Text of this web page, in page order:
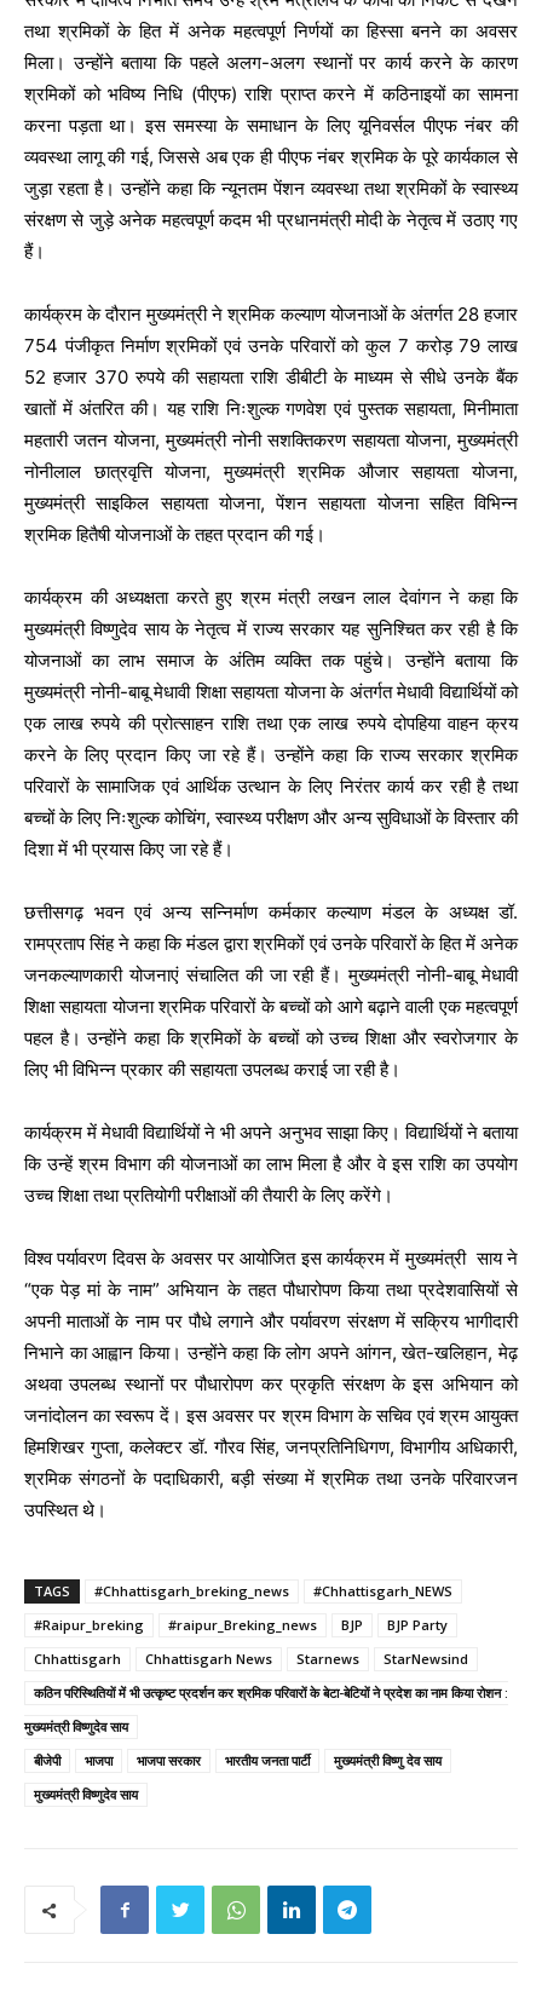
तथा श्रमिकों के हित में अनेक महत्वपूर्ण निर्णयों का हिस्सा बनने का अवसर
मिला। उन्होंने बताया कि पहले अलग-अलग स्थानों पर कार्य करने के कारण
श्रमिकों को भविष्य निधि (पीएफ) राशि प्राप्त करने में कठिनाइयों का सामना
करना पड़ता था। इस समस्या के समाधान के लिए यूनिवर्सल पीएफ नंबर की
व्यवस्था लागू की गई, जिससे अब एक ही पीएफ नंबर श्रमिक के पूरे कार्यकाल से
जुड़ा रहता है। उन्होंने कहा कि न्यूनतम पेंशन व्यवस्था तथा श्रमिकों के स्वास्थ्य
संरक्षण से जुड़े अनेक महत्वपूर्ण कदम भी प्रधानमंत्री मोदी के नेतृत्व में उठाए गए
हैं।
कार्यक्रम के दौरान मुख्यमंत्री ने श्रमिक कल्याण योजनाओं के अंतर्गत 28 हजार
754 पंजीकृत निर्माण श्रमिकों एवं उनके परिवारों को कुल 7 करोड़ 79 लाख
52 हजार 370 रुपये की सहायता राशि डीबीटी के माध्यम से सीधे उनके बैंक
खातों में अंतरित की। यह राशि निःशुल्क गणवेश एवं पुस्तक सहायता, मिनीमाता
महतारी जतन योजना, मुख्यमंत्री नोनी सशक्तिकरण सहायता योजना, मुख्यमंत्री
नोनीलाल छात्रवृत्ति योजना, मुख्यमंत्री श्रमिक औजार सहायता योजना,
मुख्यमंत्री साइकिल सहायता योजना, पेंशन सहायता योजना सहित विभिन्न
श्रमिक हितैषी योजनाओं के तहत प्रदान की गई।
कार्यक्रम की अध्यक्षता करते हुए श्रम मंत्री लखन लाल देवांगन ने कहा कि
मुख्यमंत्री विष्णुदेव साय के नेतृत्व में राज्य सरकार यह सुनिश्चित कर रही है कि
योजनाओं का लाभ समाज के अंतिम व्यक्ति तक पहुंचे। उन्होंने बताया कि
मुख्यमंत्री नोनी-बाबू मेधावी शिक्षा सहायता योजना के अंतर्गत मेधावी विद्यार्थियों को
एक लाख रुपये की प्रोत्साहन राशि तथा एक लाख रुपये दोपहिया वाहन क्रय
करने के लिए प्रदान किए जा रहे हैं। उन्होंने कहा कि राज्य सरकार श्रमिक
परिवारों के सामाजिक एवं आर्थिक उत्थान के लिए निरंतर कार्य कर रही है तथा
बच्चों के लिए निःशुल्क कोचिंग, स्वास्थ्य परीक्षण और अन्य सुविधाओं के विस्तार की
दिशा में भी प्रयास किए जा रहे हैं।
छत्तीसगढ़ भवन एवं अन्य सन्निर्माण कर्मकार कल्याण मंडल के अध्यक्ष डॉ.
रामप्रताप सिंह ने कहा कि मंडल द्वारा श्रमिकों एवं उनके परिवारों के हित में अनेक
जनकल्याणकारी योजनाएं संचालित की जा रही हैं। मुख्यमंत्री नोनी-बाबू मेधावी
शिक्षा सहायता योजना श्रमिक परिवारों के बच्चों को आगे बढ़ाने वाली एक महत्वपूर्ण
पहल है। उन्होंने कहा कि श्रमिकों के बच्चों को उच्च शिक्षा और स्वरोजगार के
लिए भी विभिन्न प्रकार की सहायता उपलब्ध कराई जा रही है।
कार्यक्रम में मेधावी विद्यार्थियों ने भी अपने अनुभव साझा किए। विद्यार्थियों ने बताया
कि उन्हें श्रम विभाग की योजनाओं का लाभ मिला है और वे इस राशि का उपयोग
उच्च शिक्षा तथा प्रतियोगी परीक्षाओं की तैयारी के लिए करेंगे।
विश्व पर्यावरण दिवस के अवसर पर आयोजित इस कार्यक्रम में मुख्यमंत्री साय ने
“एक पेड़ मां के नाम” अभियान के तहत पौधारोपण किया तथा प्रदेशवासियों से
अपनी माताओं के नाम पर पौधे लगाने और पर्यावरण संरक्षण में सक्रिय भागीदारी
निभाने का आह्वान किया। उन्होंने कहा कि लोग अपने आंगन, खेत-खलिहान, मेढ़
अथवा उपलब्ध स्थानों पर पौधारोपण कर प्रकृति संरक्षण के इस अभियान को
जनांदोलन का स्वरूप दें। इस अवसर पर श्रम विभाग के सचिव एवं श्रम आयुक्त
हिमशिखर गुप्ता, कलेक्टर डॉ. गौरव सिंह, जनप्रतिनिधिगण, विभागीय अधिकारी,
श्रमिक संगठनों के पदाधिकारी, बड़ी संख्या में श्रमिक तथा उनके परिवारजन
उपस्थित थे।
TAGS #Chhattisgarh_breking_news
#Chhattisgarh_NEWS
#Raipur_breking
#raipur_Breking_news BJP
BJP Party
Chhattisgarh
Chhattisgarh News Starnews
StarNewsind
कठिन परिस्थितियों में भी उत्कृष्ट प्रदर्शन कर श्रमिक परिवारों के बेटा-बेटियों ने प्रदेश का नाम किया रोशन :
मुख्यमंत्री विष्णुदेव साय
बीजेपी
भाजपा भाजपा सरकार भारतीय जनता पार्टी
मुख्यमंत्री विष्णु देव साय
मुख्यमंत्री विष्णुदेव साय